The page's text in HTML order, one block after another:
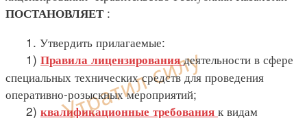
ПОСТАНОВЛЯЕТ :
1. Утвердить прилагаемые:
1) Правила лицензированиядеятельности в сфере
специальных технических средств для проведения
оперативно-розыскных мероприятий;
2) квалификационные требования к видам